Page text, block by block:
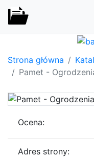
Strona główna
Pamet -
Ocena:
Adres strony: